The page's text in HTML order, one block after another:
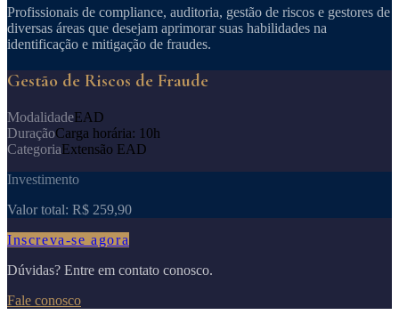
Profissionais de compliance, auditoria, gestão de riscos e gestores de
diversas áreas que desejam aprimorar suas habilidades na
identificação e mitigação de fraudes.
Gestão de Riscos de Fraude
ModalidadeEAD
DuraçãoCarga horária: 10h
CategoriaExtensão EAD
Investimento
Valor total: R$ 259,90
Inscreva-se agora
Dúvidas? Entre em contato conosco.
Fale conosco